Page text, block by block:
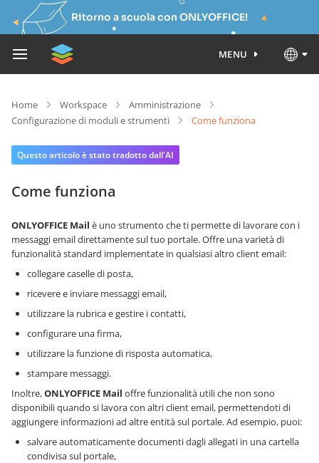
Ritorno a scuola con ONLYOFFICE!
MENU
Home Workspace
Amministrazione
Configurazione di moduli e strumenti
Come funziona
Questo articolo è stato tradotto dall'AI
Come funziona
ONLYOFFICE Mail è uno strumento che ti permette di lavorare con i
messaggi email direttamente sul tuo portale. Offre una varietà di
funzionalità standard implementate in qualsiasi altro client email:
collegare caselle di posta,
ricevere e inviare messaggi email,
utilizzare la rubrica e gestire i contatti,
configurare una firma,
utilizzare la funzione di risposta automatica,
stampare messaggi.
Inoltre,ONLYOFFICE Mail offre funzionalità utili che non sono
disponibili quando si lavora con altri client email, permettendoti di
aggiungere informazioni ad altre entità sul portale. Ad esempio, puoi:
salvare automaticamente documenti dagli allegati in una cartella
condivisa sul portale,